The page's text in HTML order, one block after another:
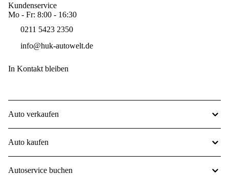
Kundenservice
Mo - Fr: 8:00 - 16:30
0211 5423 2350
info@huk-autowelt.de
In Kontakt bleiben
Auto verkaufen
Auto kaufen
Autoservice buchen